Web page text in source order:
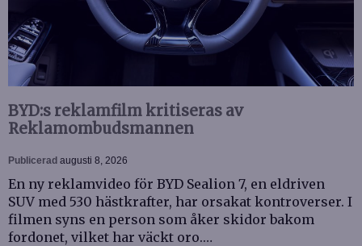
BYD:s reklamfilm kritiseras av
Reklamombudsmannen
Publicerad augusti 8, 2026
En ny reklamvideo för BYD Sealion 7, en eldriven
SUV med 530 hästkrafter, har orsakat kontroverser. I
filmen syns en person som åker skidor bakom
fordonet, vilket har väckt oro.…